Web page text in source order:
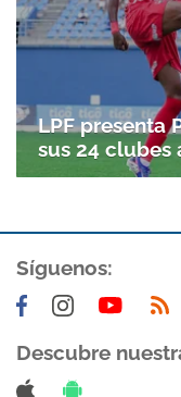
Gracias por
LPF presenta
sus 24 clubes
Síguenos:
Descubre